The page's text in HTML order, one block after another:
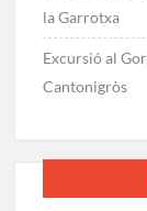
la Garrotxa
Excursió al
Cantonigròs